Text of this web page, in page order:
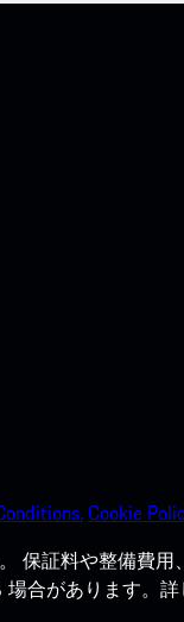
Cookie
保証料や整備費
合があります。